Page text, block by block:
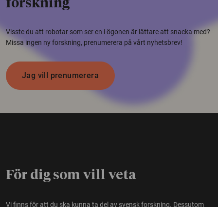
forskning
Visste du att robotar som ser en i ögonen är lättare att snacka med?
Missa ingen ny forskning, prenumerera på vårt nyhetsbrev!
Jag vill prenumerera
För dig som vill veta
Vi finns för att du ska kunna ta del av svensk forskning. Dessutom